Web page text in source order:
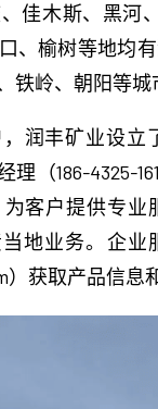
佳木斯、黑河
、榆树等地均
铁岭、朝阳等城
润丰矿业设立
经理（186-
为客户提供专
当地业务。企
）获取产品信息